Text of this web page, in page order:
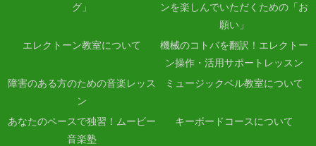
グ」
ンを楽しんでいただくための「お
願い」
エレクトーン教室について
機械のコトバを翻訳！エレクトー
ン操作・活用サポートレッスン
障害のある方のための音楽レッス
ン
ミュージックベル教室について
あなたのペースで独習！ムービー
音楽塾
キーボードコースについて